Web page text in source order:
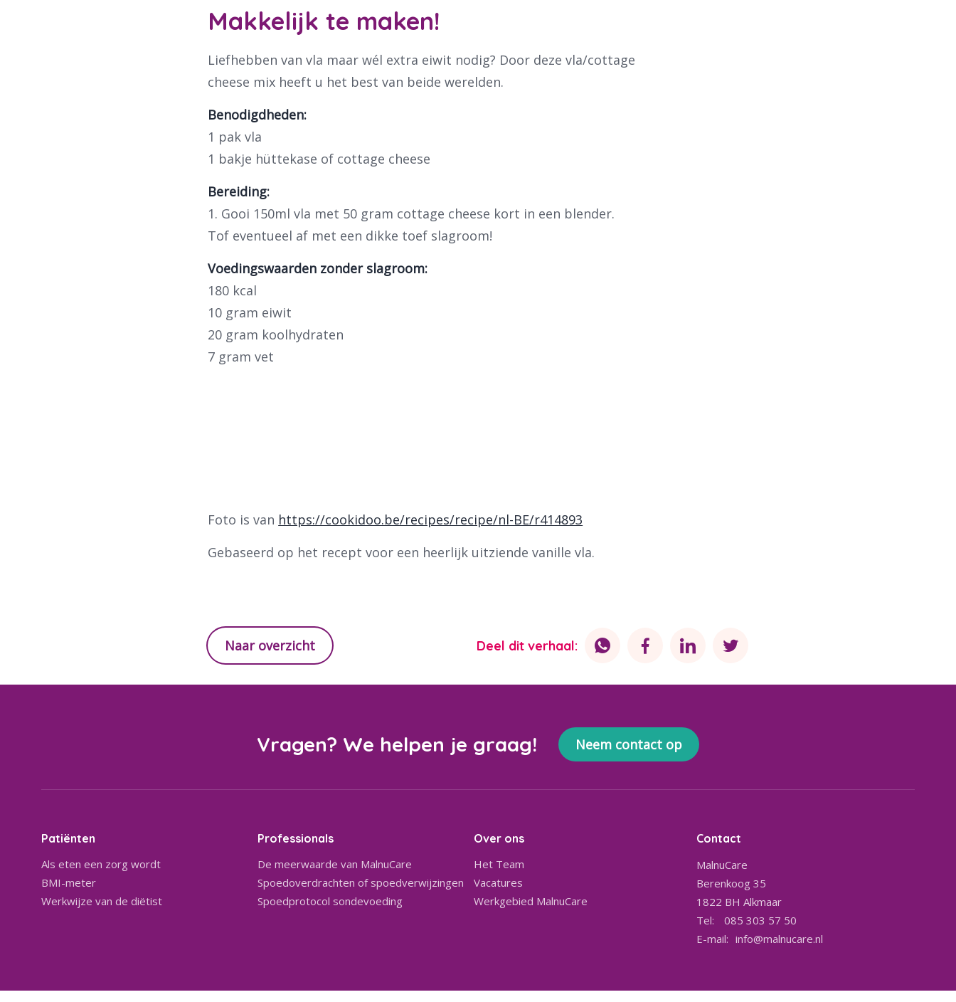
Makkelijk te maken!
Liefhebben van vla maar wél extra eiwit nodig? Door deze vla/cottage
cheese mix heeft u het best van beide werelden.
Benodigdheden:
1 pak vla
1 bakje hüttekase of cottage cheese
Bereiding:
1. Gooi 150ml vla met 50 gram cottage cheese kort in een blender.
Tof eventueel af met een dikke toef slagroom!
Voedingswaarden zonder slagroom:
180 kcal
10 gram eiwit
20 gram koolhydraten
7 gram vet
Foto is van https://cookidoo.be/recipes/recipe/nl-BE/r414893
Gebaseerd op het recept voor een heerlijk uitziende vanille vla.
Naar overzicht Deel dit verhaal:
Vragen? We helpen je graag! Neem contact op
Patiënten
Als eten een zorg wordt
BMI-meter
Werkwijze van de diëtist
Professionals
De meerwaarde van MalnuCare
Spoedoverdrachten of spoedverwijzingen
Spoedprotocol sondevoeding
Over ons
Het Team
Vacatures
Werkgebied MalnuCare
Contact
MalnuCare
Berenkoog 35
1822 BH Alkmaar
Tel:
085 303 57 50
E-mail: info@malnucare.nl